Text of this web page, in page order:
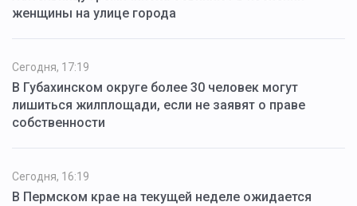
женщины на улице города
Сегодня, 17:19
В Губахинском округе более 30 человек могут
лишиться жилплощади, если не заявят о праве
собственности
Сегодня, 16:19
В Пермском крае на текущей неделе ожидается